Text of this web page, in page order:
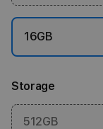
16GB
Storage
512GB